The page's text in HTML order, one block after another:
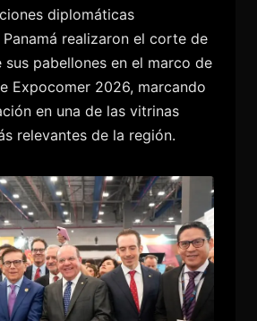
diplomáticas
realizaron el corte de
pabellones en el marco de
Expocomer 2026, marcando
en una de las vitrinas
relevantes de la región.